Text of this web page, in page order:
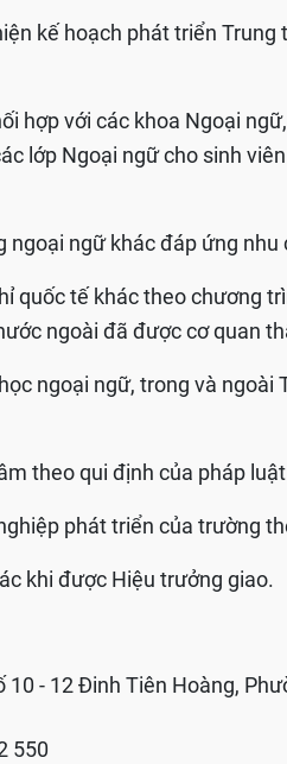
kế hoạch phát triển
hợp với các khoa Ngoại
lớp Ngoại ngữ cho sinh
ngoại ngữ khác đáp ứng nhu
quốc tế khác theo chương
ngoài đã được cơ quan
ngoại ngữ, trong và ngoài
theo qui định của pháp
phát triển của trường
khi được Hiệu trưởng giao.
10 - 12 Đinh Tiên Hoàng,
550